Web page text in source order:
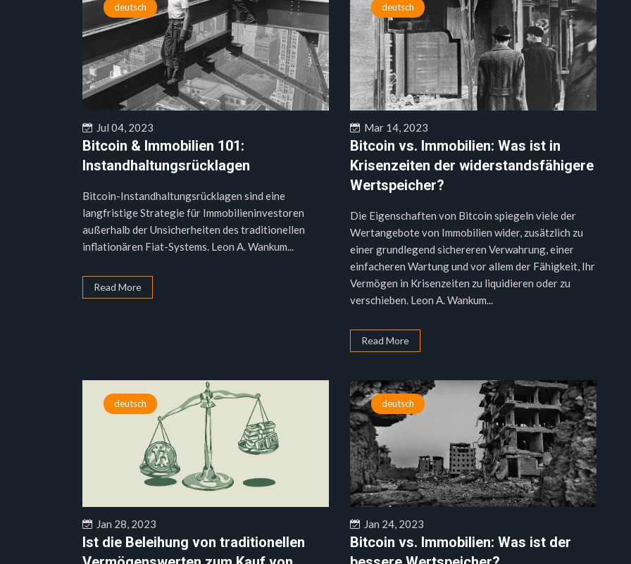
deutsch
Jul 04, 2023
Bitcoin & Immobilien 101:
Instandhaltungsrücklagen
Bitcoin-Instandhaltungsrücklagen sind eine
langfristige Strategie für Immobilieninvestoren
außerhalb der Unsicherheiten des traditionellen
inflationären Fiat-Systems. Leon A. Wankum...
Read More
deutsch
Mar 14, 2023
Bitcoin vs. Immobilien: Was ist in
Krisenzeiten der widerstandsfähigere
Wertspeicher?
Die Eigenschaften von Bitcoin spiegeln viele der
Wertangebote von Immobilien wider, zusätzlich zu
einer grundlegend sichereren Verwahrung, einer
einfacheren Wartung und vor allem der Fähigkeit, Ihr
Vermögen in Krisenzeiten zu liquidieren oder zu
verschieben. Leon A. Wankum...
Read More
deutsch
Jan 28, 2023
Ist die Beleihung von traditionellen
deutsch
Jan 24, 2023
Bitcoin vs. Immobilien: Was ist der